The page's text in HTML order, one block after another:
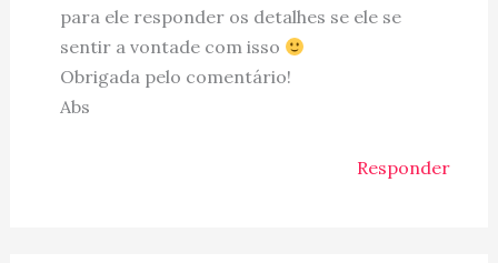
para ele responder os detalhes se ele se
sentir a vontade com isso
Obrigada pelo comentário!
Abs
Responder